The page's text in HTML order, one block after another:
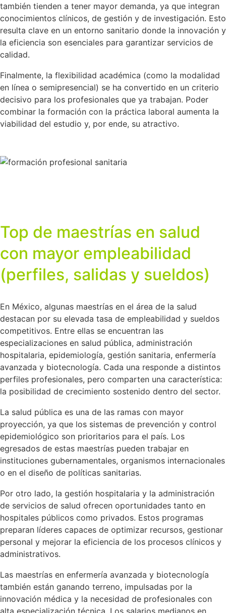
también tienden a tener mayor demanda, ya que integran
conocimientos clínicos, de gestión y de investigación. Esto
resulta clave en un entorno sanitario donde la innovación y
la eficiencia son esenciales para garantizar servicios de
calidad.
Finalmente, la flexibilidad académica (como la modalidad
en línea o semipresencial) se ha convertido en un criterio
decisivo para los profesionales que ya trabajan. Poder
combinar la formación con la práctica laboral aumenta la
viabilidad del estudio y, por ende, su atractivo.
Top de maestrías en salud
con mayor empleabilidad
(perfiles, salidas y sueldos)
En México, algunas maestrías en el área de la salud
destacan por su elevada tasa de empleabilidad y sueldos
competitivos. Entre ellas se encuentran las
especializaciones en salud pública, administración
hospitalaria, epidemiología, gestión sanitaria, enfermería
avanzada y biotecnología. Cada una responde a distintos
perfiles profesionales, pero comparten una característica:
la posibilidad de crecimiento sostenido dentro del sector.
La salud pública es una de las ramas con mayor
proyección, ya que los sistemas de prevención y control
epidemiológico son prioritarios para el país. Los
egresados de estas maestrías pueden trabajar en
instituciones gubernamentales, organismos internacionales
o en el diseño de políticas sanitarias.
Por otro lado, la gestión hospitalaria y la administración
de servicios de salud ofrecen oportunidades tanto en
hospitales públicos como privados. Estos programas
preparan líderes capaces de optimizar recursos, gestionar
personal y mejorar la eficiencia de los procesos clínicos y
administrativos.
Las maestrías en enfermería avanzada y biotecnología
también están ganando terreno, impulsadas por la
innovación médica y la necesidad de profesionales con
alta especialización técnica. Los salarios medianos en